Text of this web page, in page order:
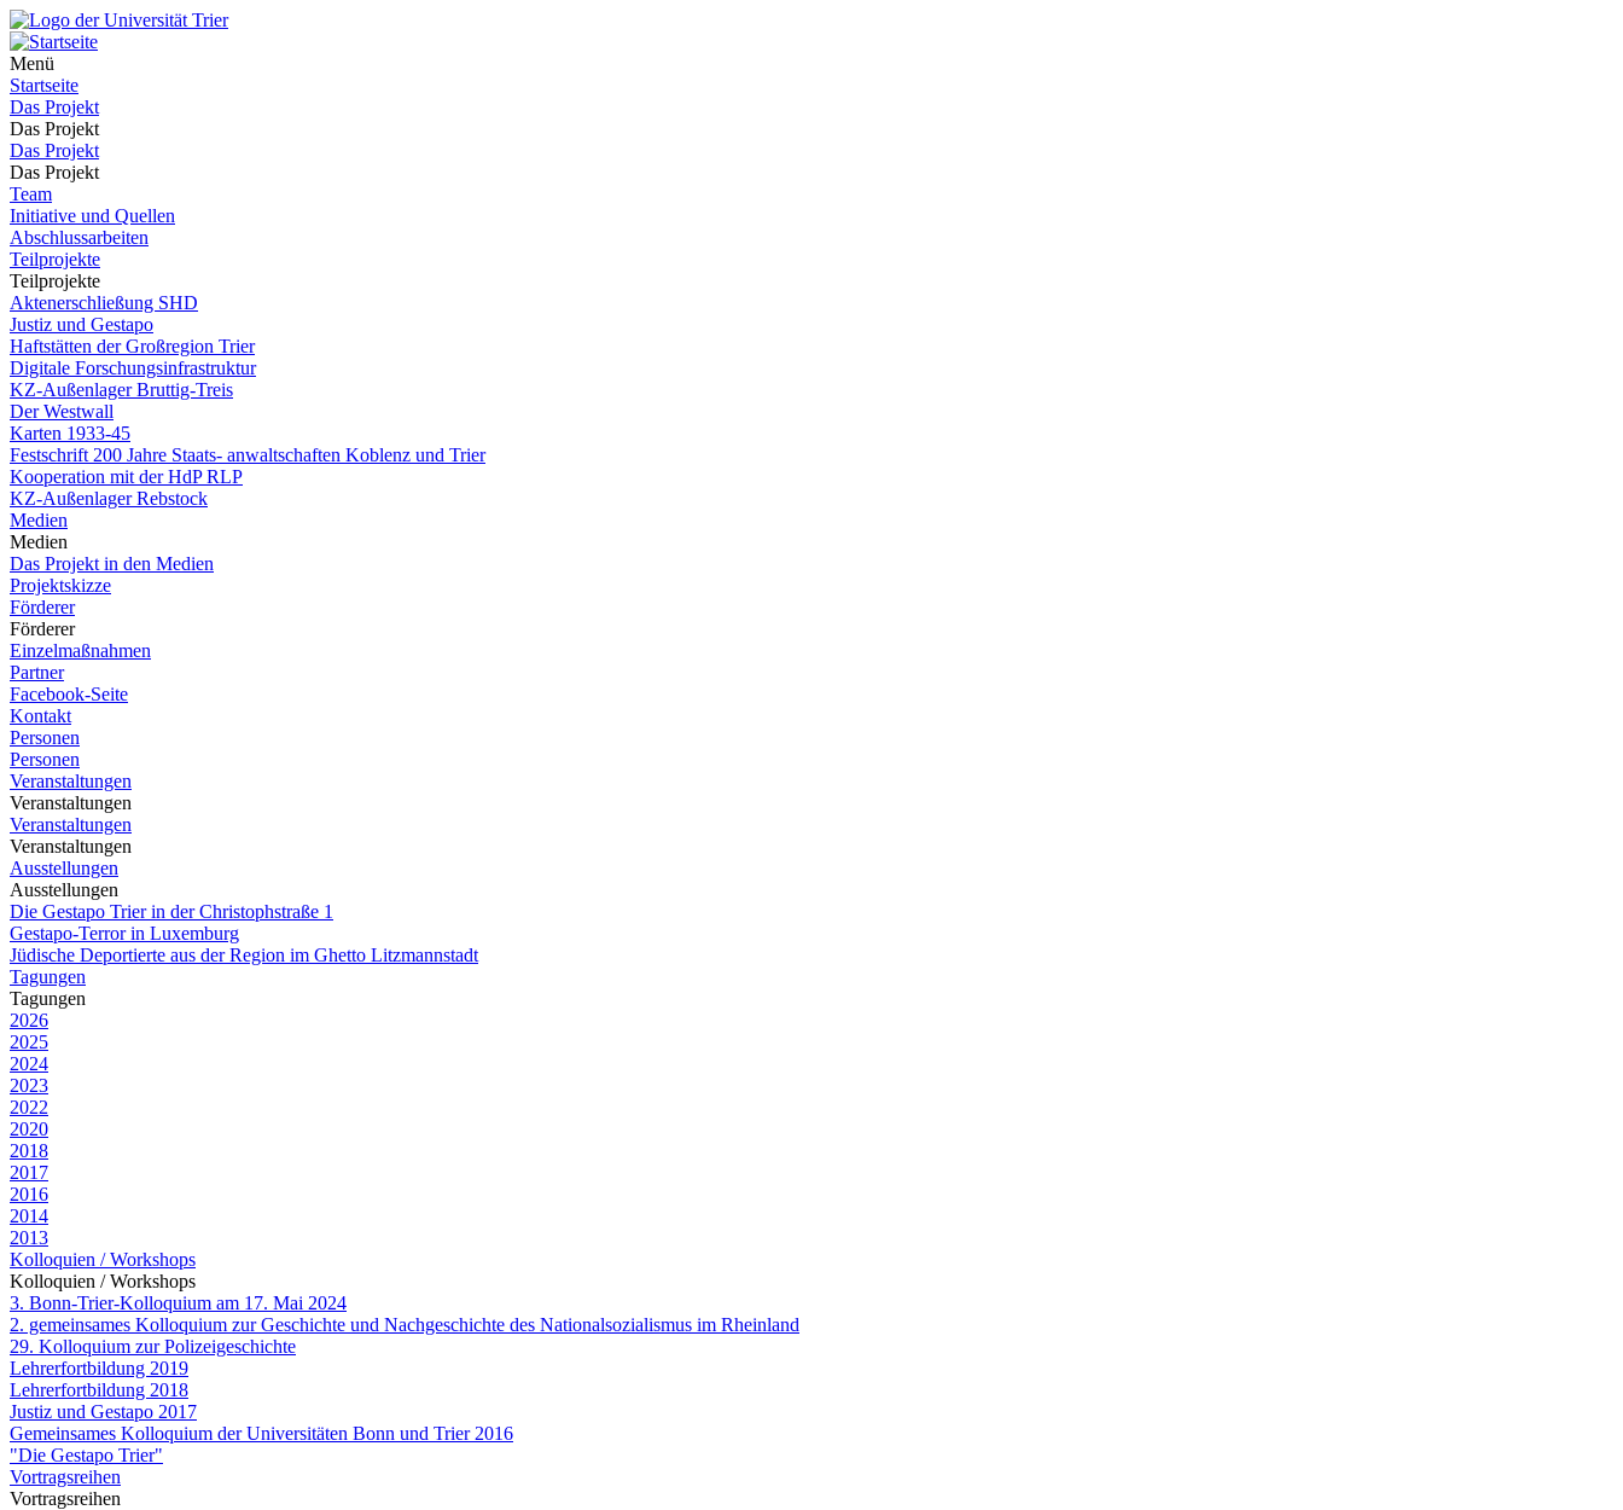
Menü
Startseite
Das Projekt
Das Projekt
Das Projekt
Das Projekt
Team
Initiative und Quellen
Abschlussarbeiten
Teilprojekte
Teilprojekte
Aktenerschließung SHD
Justiz und Gestapo
Haftstätten der Großregion Trier
Digitale Forschungsinfrastruktur
KZ-Außenlager Bruttig-Treis
Der Westwall
Karten 1933-45
Festschrift 200 Jahre Staats- anwaltschaften Koblenz und Trier
Kooperation mit der HdP RLP
KZ-Außenlager Rebstock
Medien
Medien
Das Projekt in den Medien
Projektskizze
Förderer
Förderer
Einzelmaßnahmen
Partner
Facebook-Seite
Kontakt
Personen
Personen
Veranstaltungen
Veranstaltungen
Veranstaltungen
Veranstaltungen
Ausstellungen
Ausstellungen
Die Gestapo Trier in der Christophstraße 1
Gestapo-Terror in Luxemburg
Jüdische Deportierte aus der Region im Ghetto Litzmannstadt
Tagungen
Tagungen
2026
2025
2024
2023
2022
2020
2018
2017
2016
2014
2013
Kolloquien / Workshops
Kolloquien / Workshops
3. Bonn-Trier-Kolloquium am 17. Mai 2024
2. gemeinsames Kolloquium zur Geschichte und Nachgeschichte des Nationalsozialismus im Rheinland
29. Kolloquium zur Polizeigeschichte
Lehrerfortbildung 2019
Lehrerfortbildung 2018
Justiz und Gestapo 2017
Gemeinsames Kolloquium der Universitäten Bonn und Trier 2016
"Die Gestapo Trier"
Vortragsreihen
Vortragsreihen